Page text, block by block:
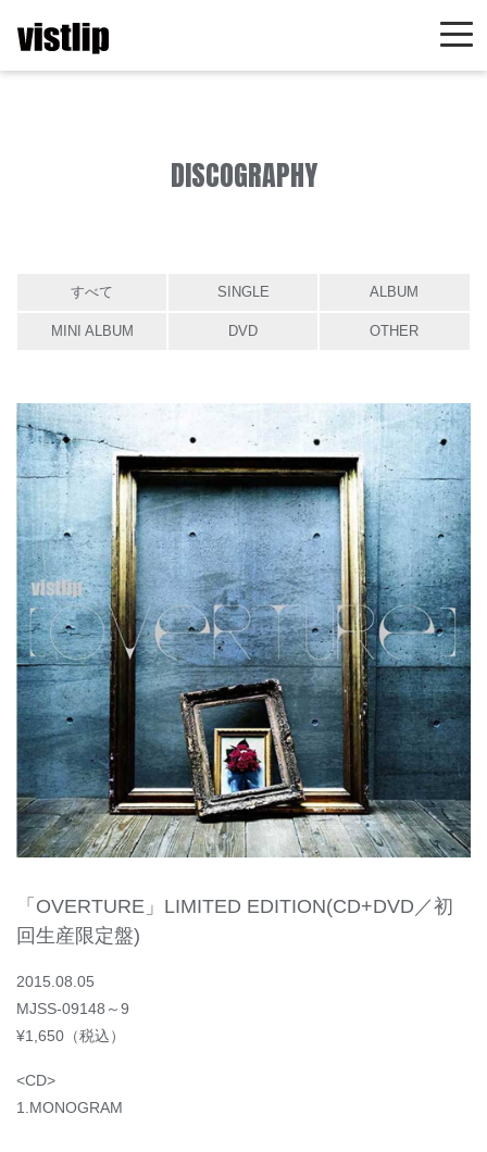
DISCOGRAPHY
すべて SINGLE ALBUM
MINI ALBUM DVD OTHER
「OVERTURE」LIMITED EDITION(CD+DVD／初
回生産限定盤)
2015.08.05
MJSS-09148～9
¥1,650（税込）
<CD>
1.MONOGRAM